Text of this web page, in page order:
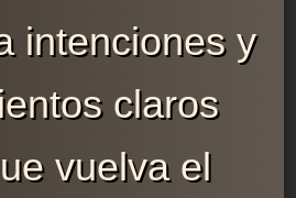
intenciones y
claros
vuelva el